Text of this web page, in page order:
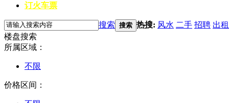
订火车票
搜索 搜索 热搜: 风水 二手 招聘 出租
楼盘搜索
所属区域：
不限
价格区间：